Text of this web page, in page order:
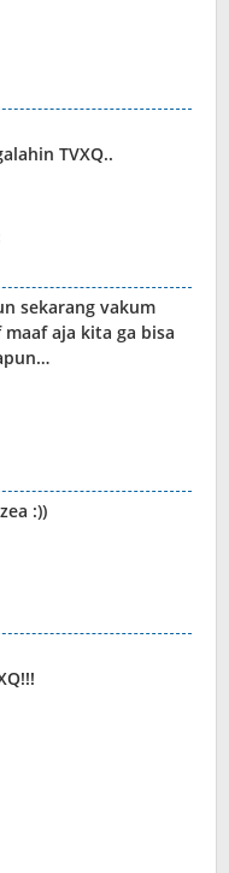
TVXQ..
sekarang vakum
aja kita ga bisa
:))